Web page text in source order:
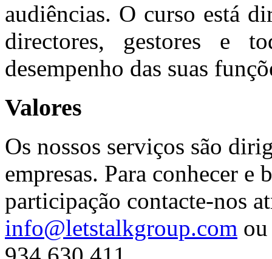
audiências. O curso está
directores, gestores e
desempenho das suas
Valores
Os nossos serviços são
empresas. Para conhecer e
participação contacte-nos
info@letstalkgroup.com